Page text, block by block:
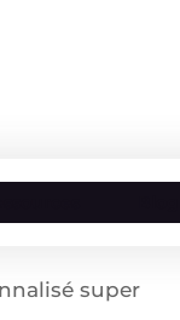
super